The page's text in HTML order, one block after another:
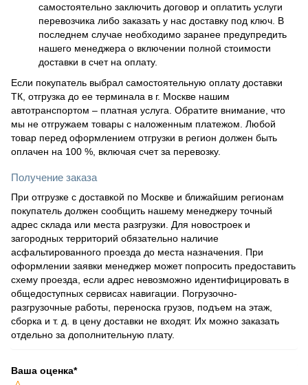
самостоятельно заключить договор и оплатить услуги
перевозчика либо заказать у нас доставку под ключ. В
последнем случае необходимо заранее предупредить
нашего менеджера о включении полной стоимости
доставки в счет на оплату.
Если покупатель выбрал самостоятельную оплату доставки
ТК, отгрузка до ее терминала в г. Москве нашим
автотранспортом – платная услуга. Обратите внимание, что
мы не отгружаем товары с наложенным платежом. Любой
товар перед оформлением отгрузки в регион должен быть
оплачен на 100 %, включая счет за перевозку.
Получение заказа
При отгрузке с доставкой по Москве и ближайшим регионам
покупатель должен сообщить нашему менеджеру точный
адрес склада или места разгрузки. Для новостроек и
загородных территорий обязательно наличие
асфальтированного проезда до места назначения. При
оформлении заявки менеджер может попросить предоставить
схему проезда, если адрес невозможно идентифицировать в
общедоступных сервисах навигации. Погрузочно-
разгрузочные работы, переноска грузов, подъем на этаж,
сборка и т. д. в цену доставки не входят. Их можно заказать
отдельно за дополнительную плату.
Ваша оценка*